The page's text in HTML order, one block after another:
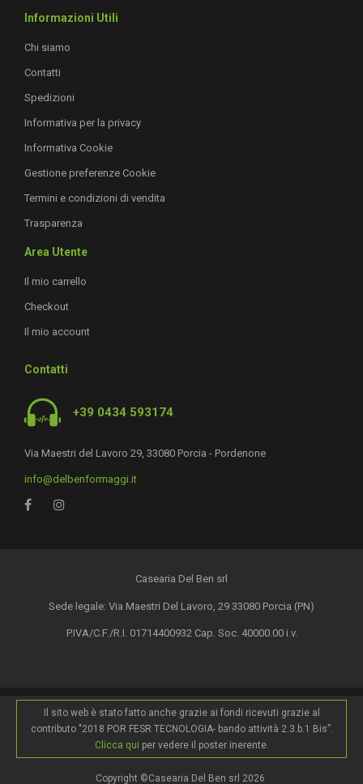
Informazioni Utili
Chi siamo
Contatti
Spedizioni
Informativa per la privacy
Informativa Cookie
Gestione preferenze Cookie
Termini e condizioni di vendita
Trasparenza
Area Utente
Il mio carrello
Checkout
Il mio account
Contatti
+39 0434 593174
Via Maestri del Lavoro 29, 33080 Porcia - Pordenone
info@delbenformaggi.it
Casearia Del Ben srl
Sede legale: Via Maestri Del Lavoro, 29 33080 Porcia (PN)
P.IVA/C.F./R.I. 01714400932 Cap. Soc. 40000.00 i.v.
Il sito web è stato fatto anche grazie ai fondi ricevuti grazie al
contributo "2018 POR FESR TECNOLOGIA- bando attività 2.3.b.1 Bis”.
Clicca qui per vedere il poster inerente.
Copyright ©Casearia Del Ben srl 2026